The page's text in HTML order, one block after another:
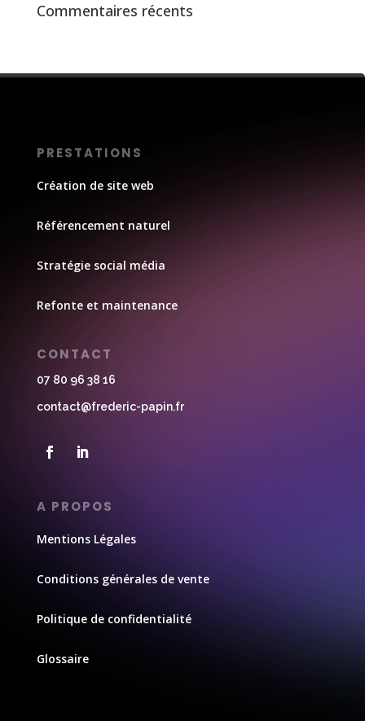
Commentaires récents
PRESTATIONS
Création de site web
Référencement naturel
Stratégie social média
Refonte et maintenance
CONTACT
07 80 96 38 16
contact@frederic-papin.fr
A PROPOS
Mentions Légales
Conditions générales de vente
Politique de confidentialité
Glossaire